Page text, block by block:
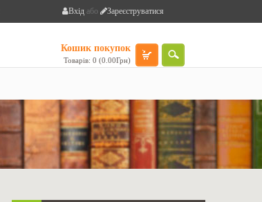
Вхід або Зареєструватися
Кошик покупок
Товарів: 0 (0.00Грн)